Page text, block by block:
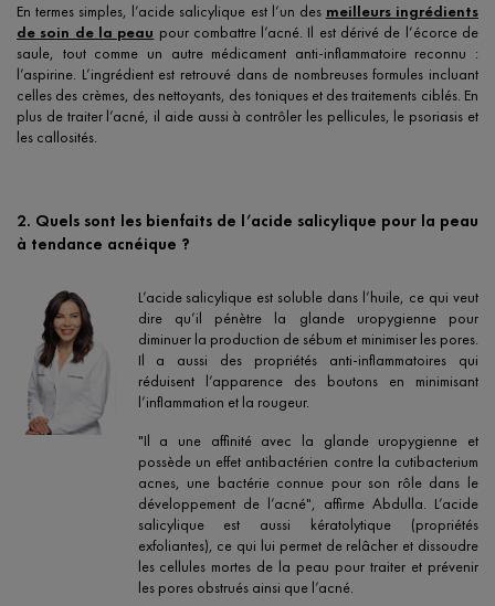
En termes simples, l’acide salicylique est l’un des meilleurs ingrédients
de soin de la peau pour combattre l’acné. Il est dérivé de l’écorce de
saule, tout comme un autre médicament anti-inflammatoire reconnu :
l’aspirine. L’ingrédient est retrouvé dans de nombreuses formules incluant
celles des crèmes, des nettoyants, des toniques et des traitements ciblés. En
plus de traiter l’acné, il aide aussi à contrôler les pellicules, le psoriasis et
les callosités.
2. Quels sont les bienfaits de l’acide salicylique pour la peau
à tendance acnéique ?
L’acide salicylique est soluble dans l’huile, ce qui veut
dire qu’il pénètre la glande uropygienne pour
diminuer la production de sébum et minimiser les pores.
Il a aussi des propriétés anti-inflammatoires qui
réduisent l’apparence des boutons en minimisant
l’inflammation et la rougeur.
"Il a une affinité avec la glande uropygienne et
possède un effet antibactérien contre la cutibacterium
acnes, une bactérie connue pour son rôle dans le
développement de l’acné", affirme Abdulla. L’acide
salicylique est aussi kératolytique (propriétés
exfoliantes), ce qui lui permet de relâcher et dissoudre
les cellules mortes de la peau pour traiter et prévenir
les pores obstrués ainsi que l’acné.